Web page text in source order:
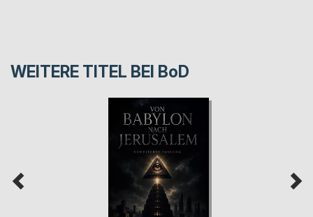
WEITERE TITEL BEI BoD